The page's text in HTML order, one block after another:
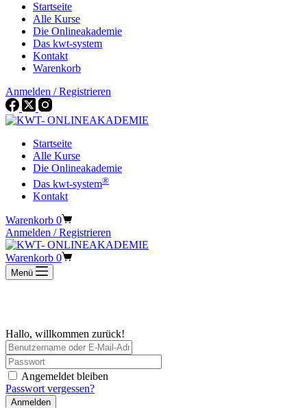
Startseite
Alle Kurse
Die Onlineakademie
Das kwt-system
Kontakt
Warenkorb
Anmelden / Registrieren
Startseite
Alle Kurse
Die Onlineakademie
Das kwt-system®
Kontakt
Warenkorb 0
Anmelden / Registrieren
Warenkorb 0
Menü
Hallo, willkommen zurück!
Angemeldet bleiben
Passwort vergessen?
Anmelden